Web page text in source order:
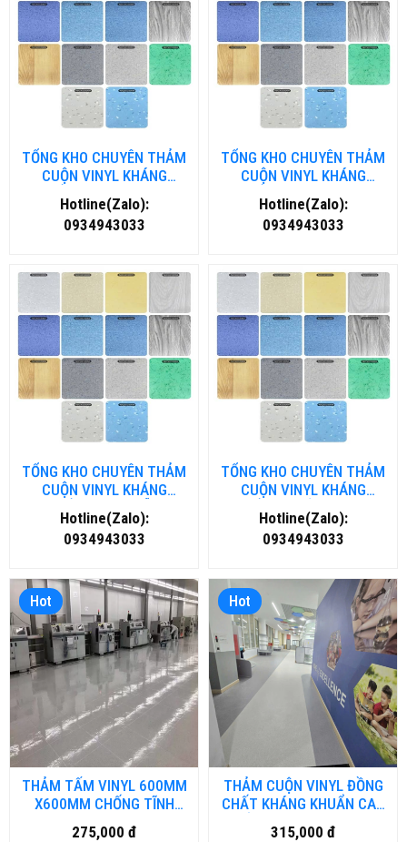
TỔNG KHO CHUYÊN THẢM
CUỘN VINYL KHÁNG
KHUẨN TẠI THANH HOÁ
Hotline(Zalo):
0934943033
TỔNG KHO CHUYÊN THẢM
CUỘN VINYL KHÁNG
KHUẨN TẠI NHA TRANG
Hotline(Zalo):
0934943033
TỔNG KHO CHUYÊN THẢM
CUỘN VINYL KHÁNG
KHUẨN TẠI ĐÀ NẴNG
Hotline(Zalo):
0934943033
TỔNG KHO CHUYÊN THẢM
CUỘN VINYL KHÁNG
KHUẨN TẠI HỒ CHÍ MINH
Hotline(Zalo):
0934943033
Hot
THẢM TẤM VINYL 600MM
X600MM CHỐNG TĨNH
ĐIỆN MA-TD.HM-DN
275,000 đ
Hot
THẢM CUỘN VINYL ĐỒNG
CHẤT KHÁNG KHUẨN CAO
CẤP MA-HMAO.HM-DN
315,000 đ